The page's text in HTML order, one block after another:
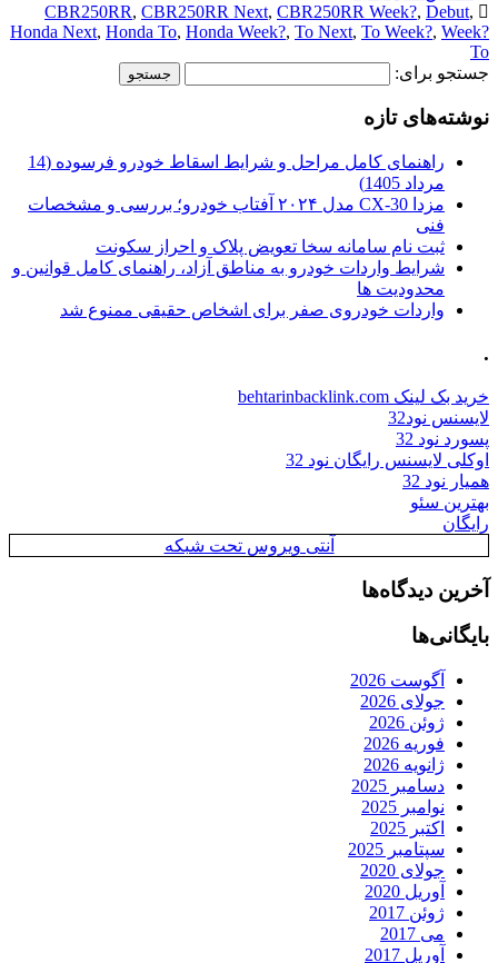
CBR250RR,CBR250RR Next,
Honda Next ,Honda To,Honda
راهنمای کامل مراحل و شرایط اسقاط خودرو فرسوده (14
مزدا CX-30 مدل ۲۰۲۴ آفتاب خودرو؛ بررسی و مشخصات
پلاک و احراز سکونت
مناطق آزاد، راهنمای کامل قوانین و
اشخاص حقیقی ممنوع شد